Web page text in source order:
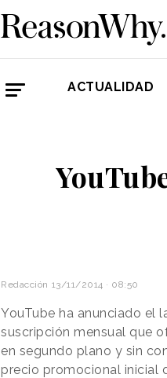
ACTUALIDAD
Redacción 13/11/2014 · 08:50
YouTube ha anunciado el
suscripción mensual que
en segundo plano y sin
precio promocional inicial